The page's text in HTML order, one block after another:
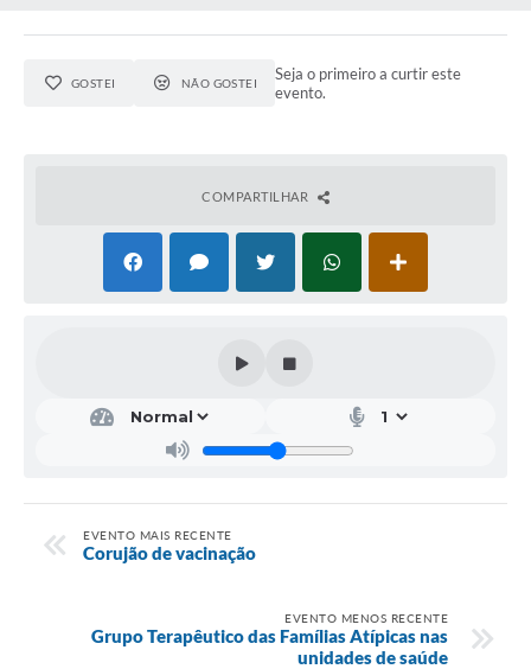
GOSTEI NÃO GOSTEI
Seja o primeiro a curtir este
evento.
COMPARTILHAR
EVENTO MAIS RECENTE
Corujão de vacinação
EVENTO MENOS RECENTE
Grupo Terapêutico das Famílias Atípicas nas
unidades de saúde